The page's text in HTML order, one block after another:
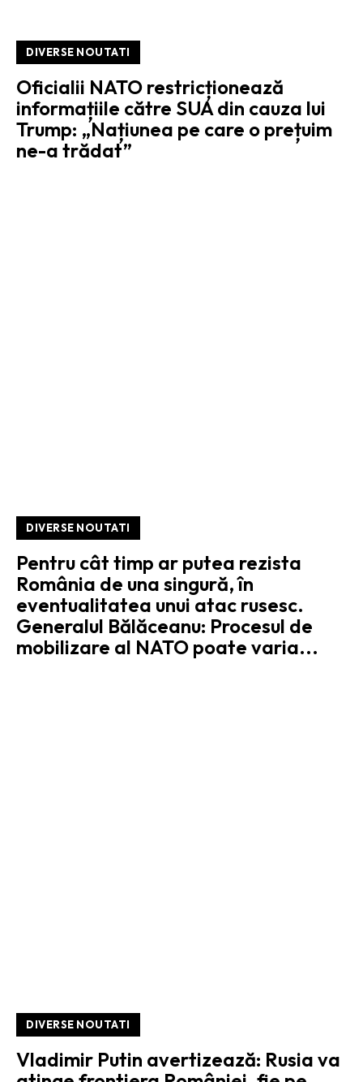
DIVERSE NOUTATI
Oficialii NATO restricționează
informațiile către SUA din cauza lui
Trump: „Națiunea pe care o prețuim
ne-a trădat”
DIVERSE NOUTATI
Pentru cât timp ar putea rezista
România de una singură, în
eventualitatea unui atac rusesc.
Generalul Bălăceanu: Procesul de
mobilizare al NATO poate varia...
DIVERSE NOUTATI
Vladimir Putin avertizează: Rusia va